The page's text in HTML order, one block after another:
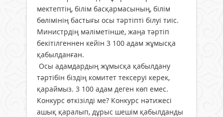
мектептің, білім басқармасының, білім
бөлімінің бастығы осы тәртіпті білуі тиіс.
Министрдің мәліметінше, жаңа тәртіп
бекітілгеннен кейін 3 100 адам жұмысқа
қабылданған.
Осы адамдардың жұмысқа қабылдану
тәртібін біздің комитет тексеруі керек,
қараймыз. 3 100 адам деген көп емес.
Конкурс өткізілді ме? Конкурс нәтижесі
ашық қаралып, дұрыс шешім қабылданды